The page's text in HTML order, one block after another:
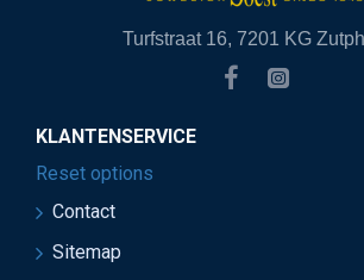
Turfstraat 16, 7201 KG
KLANTENSERVICE
Reset options
Contact
Sitemap